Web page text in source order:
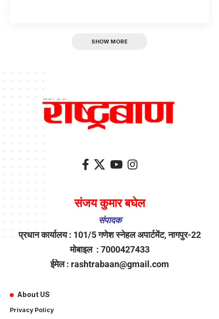
SHOW MORE
संजय कुमार बघेल
संपादक
प्रधान कार्यालय : 101/5 गणेश स्नेहल अपार्टमेंट, नागपुर-22
मोबाइल : 7000427433
ईमेल : rashtrabaan@gmail.com
About US
Privacy Policy